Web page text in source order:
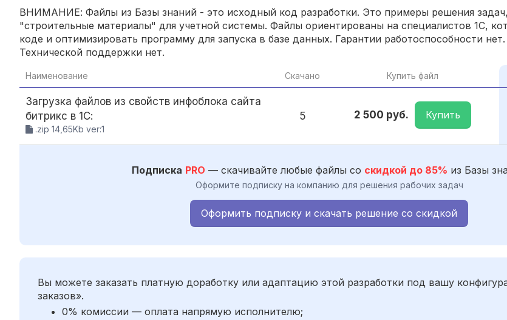
ВНИМАНИЕ: Файлы из Базы знаний - это исходный код разработки. Это примеры решения
"строительные материалы" для учетной системы. Файлы ориентированы на специалистов 1С,
коде и оптимизировать программу для запуска в базе данных. Гарантии работоспособности
Технической поддержки нет.
Наименование Скачано Купить файл
Загрузка файлов из свойств инфоблока сайта
битрикс в 1С:
.zip 14,65Kb ver:1
5 2 500 руб. Купить
Подписка PRO — скачивайте любые файлы со скидкой до 85% из Базы
Оформите подписку на компанию для решения рабочих задач
Оформить подписку и скачать решение со скидкой
Вы можете заказать платную доработку или адаптацию этой разработки под вашу
заказов».
0% комиссии — оплата напрямую исполнителю;